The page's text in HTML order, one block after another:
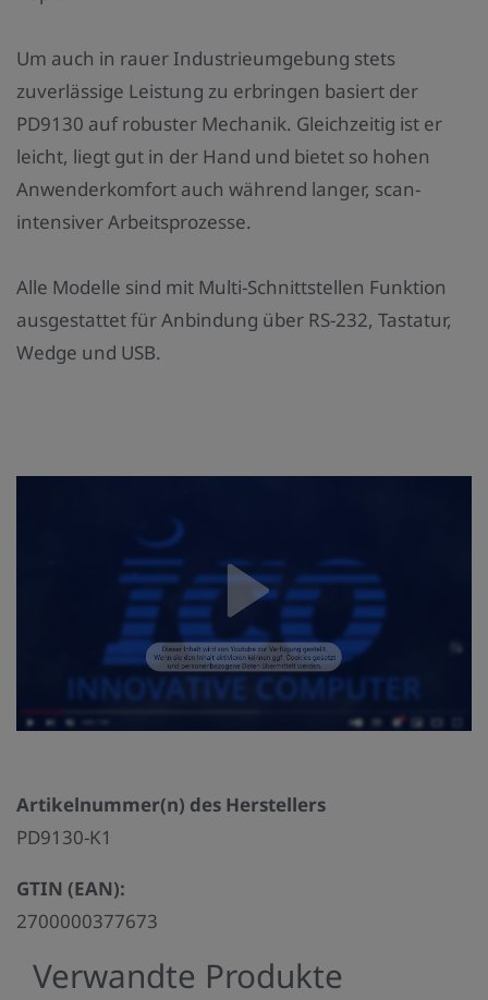
Um auch in rauer Industrieumgebung stets
zuverlässige Leistung zu erbringen basiert der
PD9130 auf robuster Mechanik. Gleichzeitig ist er
leicht, liegt gut in der Hand und bietet so hohen
Anwenderkomfort auch während langer, scan-
intensiver Arbeitsprozesse.
Alle Modelle sind mit Multi-Schnittstellen Funktion
ausgestattet für Anbindung über RS-232, Tastatur,
Wedge und USB.
Artikelnummer(n) des Herstellers
PD9130-K1
GTIN (EAN):
2700000377673
Verwandte Produkte